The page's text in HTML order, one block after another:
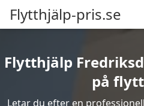
Flytthjälp-pris.se
Flytthjälp
på
Letar du efter en